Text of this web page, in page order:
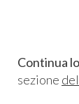
Continua
sezione